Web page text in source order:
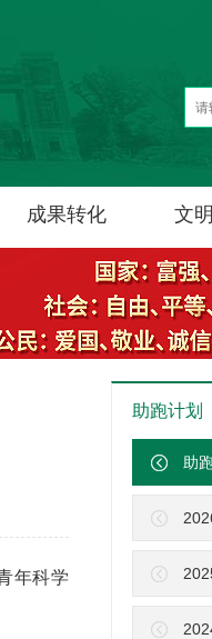
成果转化 文
助跑计划
助
年科学